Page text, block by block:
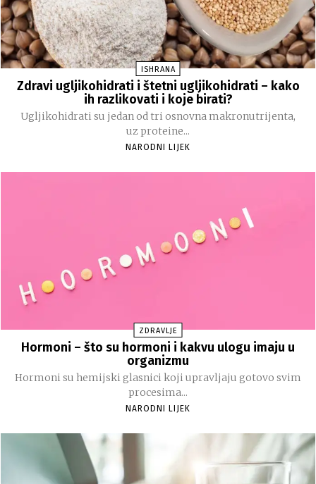
ISHRANA
Zdravi ugljikohidrati i štetni ugljikohidrati – kako
ih razlikovati i koje birati?
Ugljikohidrati su jedan od tri osnovna makronutrijenta,
uz proteine...
NARODNI LIJEK
ZDRAVLJE
Hormoni – što su hormoni i kakvu ulogu imaju u
organizmu
Hormoni su hemijski glasnici koji upravljaju gotovo svim
procesima...
NARODNI LIJEK